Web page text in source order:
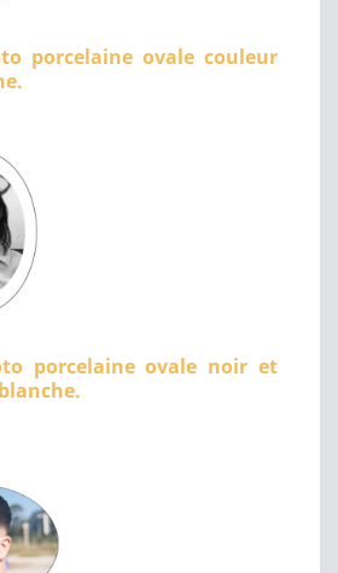
porcelaine ovale couleur
porcelaine ovale noir et